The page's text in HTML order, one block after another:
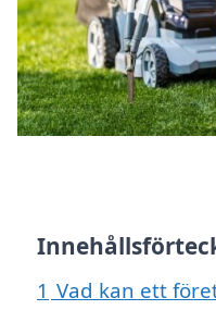
1 Vad kan ett